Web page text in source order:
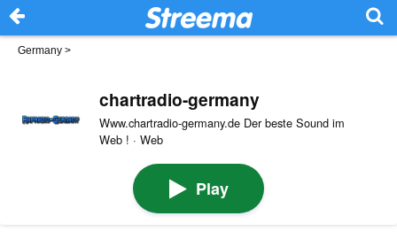
Germany >
chartradio-germany
Www.chartradio-germany.de Der beste Sound im
Web ! · Web
Play